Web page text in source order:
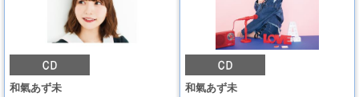
和氣あず未 和氣あず未